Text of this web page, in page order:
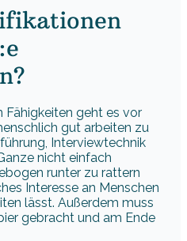
Fähigkeiten geht es vor
gut arbeiten zu
Interviewtechnik
nicht einfach
runter zu rattern
Interesse an Menschen
lässt. Außerdem muss
gebracht und am Ende